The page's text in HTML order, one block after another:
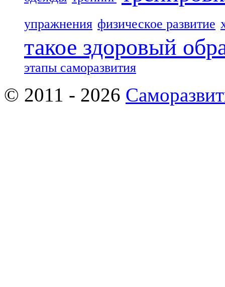
упражнения физическое развитие
такое здоровый
этапы саморазвития
© 2011 - 2026